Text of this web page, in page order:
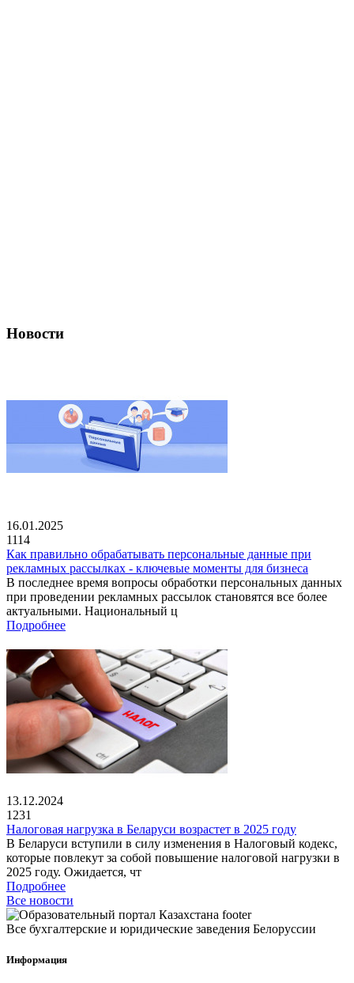
Новости
16.01.2025
1114
Как правильно обрабатывать персональные данные при
рекламных рассылках - ключевые моменты для бизнеса
В последнее время вопросы обработки персональных данных
при проведении рекламных рассылок становятся все более
актуальными. Национальный ц
Подробнее
13.12.2024
1231
Налоговая нагрузка в Беларуси возрастет в 2025 году
В Беларуси вступили в силу изменения в Налоговый кодекс,
которые повлекут за собой повышение налоговой нагрузки в
2025 году. Ожидается, чт
Подробнее
Все новости
Все бухгалтерские и юридические заведения Белоруссии
Информация